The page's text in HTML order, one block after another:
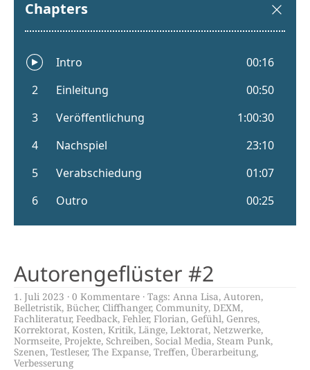
Autorengeflüster #2
1. Juli 2023 0 Kommentare Tags: Anna Lisa, Autoren,
Belletristik, Bücher, Cliffhanger, Community, DEXM,
Fachliteratur, Feedback, Fehler, Florian, Gefühl, Genres,
Korrektorat, Kosten, Kritik, Länge, Lektorat, Netzwerke,
Normseite, Projekte, Schreiben, Social Media, Steam Punk,
Szenen, Testleser, The Expanse, Treffen, Überarbeitung,
Verbesserung